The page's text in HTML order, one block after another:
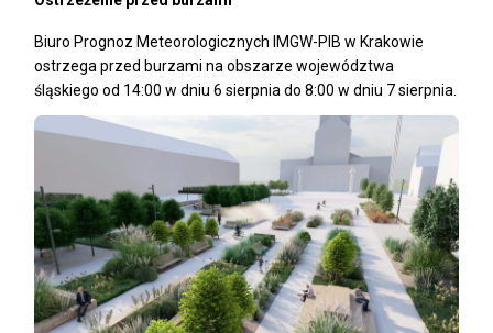
Biuro Prognoz Meteorologicznych IMGW-PIB w Krakowie
ostrzega przed burzami na obszarze województwa
śląskiego od 14:00 w dniu 6 sierpnia do 8:00 w dniu 7 sierpnia.